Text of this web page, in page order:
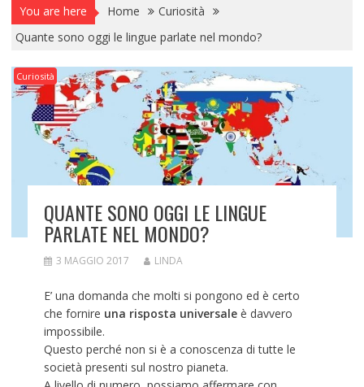
You are here Home
Curiosità
Quante sono oggi le lingue parlate nel mondo?
Curiosità
QUANTE SONO OGGI LE LINGUE
PARLATE NEL MONDO?
3 MAGGIO 2017 LINDA
E’ una domanda che molti si pongono ed è certo
che fornire una risposta universaleè davvero
impossibile.
Questo perché non si è a conoscenza di tutte le
società presenti sul nostro pianeta.